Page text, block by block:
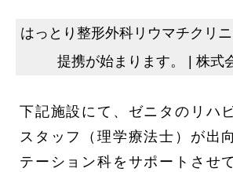
はっとり整形外科リウマチクリ
提携が始まります。 | 株式
下記施設にて、ゼニタのリハ
スタッフ（理学療法士）が出
テーション科をサポートさせ